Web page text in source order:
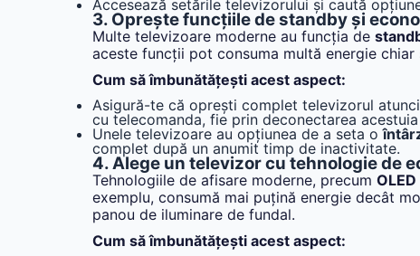
Accesează setările televizorului și caută
3. Oprește funcțiile de standby și
Multe televizoare moderne au funcția de
aceste funcții pot consuma multă energie
Cum să îmbunătățești acest aspect:
Asigură-te că oprești complet televizorul
cu telecomanda, fie prin deconectarea
Unele televizoare au opțiunea de a seta o
complet după un anumit timp de inactivitate.
4. Alege un televizor cu tehnologie de
Tehnologiile de afisare moderne, precum OLED
exemplu, consumă mai puțină energie decât
panou de iluminare de fundal.
Cum să îmbunătățești acest aspect: